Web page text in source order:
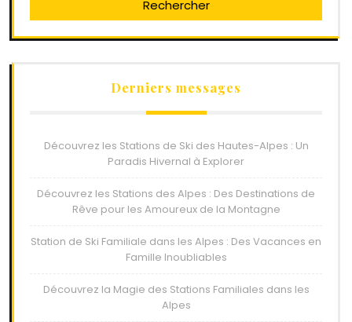
Rechercher
Derniers messages
Découvrez les Stations de Ski des Hautes-Alpes : Un
Paradis Hivernal à Explorer
Découvrez les Stations des Alpes : Des Destinations de
Rêve pour les Amoureux de la Montagne
Station de Ski Familiale dans les Alpes : Des Vacances en
Famille Inoubliables
Découvrez la Magie des Stations Familiales dans les
Alpes